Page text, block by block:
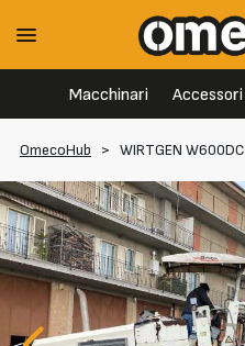
Macchinari Accessori
OmecoHub > WIRTGEN W600DC